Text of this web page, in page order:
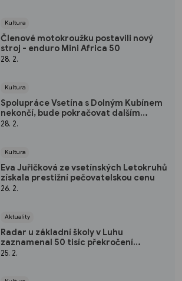
Kultura
Členové motokroužku postavili nový
stroj - enduro Mini Africa 50
28. 2.
Kultura
Spolupráce Vsetína s Dolným Kubínem
nekončí, bude pokračovat dalším
projektem
28. 2.
Kultura
Eva Juřičková ze vsetínských Letokruhů
získala prestižní pečovatelskou cenu
26. 2.
Aktuality
Radar u základní školy v Luhu
zaznamenal 50 tisíc překročení
rychlosti
25. 2.